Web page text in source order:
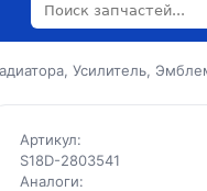
Усилитель,
Артикул:
S18D-2803541
Аналоги: